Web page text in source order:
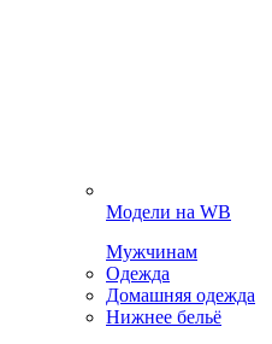
Модели на WB
Мужчинам
Одежда
Домашняя одежда
Нижнее бельё